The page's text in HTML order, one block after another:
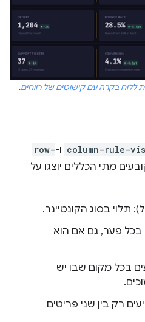
בקרה עם קישוטים של רווחים.
column-rule- ו-row-
מתי הכללים יוצגו על
תלוי בסוג הקונטיינר.
בכל פער, גם אם הוא
בכל מקום שבו יש
רק בין שני פריטים